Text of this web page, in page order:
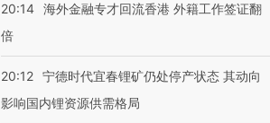
20:14 海外金融专才回流香港 外籍工作签证翻
倍
20:12 宁德时代宜春锂矿仍处停产状态 其动向
影响国内锂资源供需格局